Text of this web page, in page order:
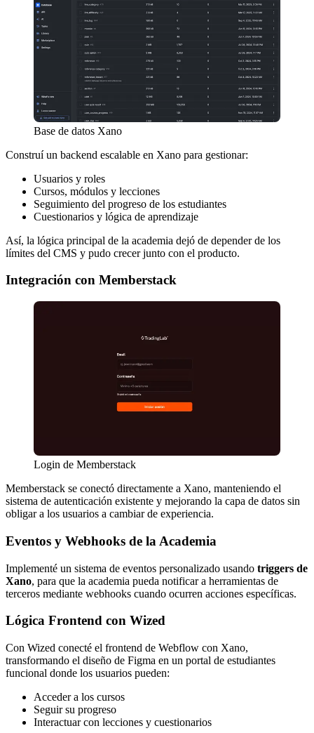
Base de datos Xano
Construí un backend escalable en Xano para gestionar:
Usuarios y roles
Cursos, módulos y lecciones
Seguimiento del progreso de los estudiantes
Cuestionarios y lógica de aprendizaje
Así, la lógica principal de la academia dejó de depender de los
límites del CMS y pudo crecer junto con el producto.
Integración con Memberstack
Login de Memberstack
Memberstack se conectó directamente a Xano, manteniendo el
sistema de autenticación existente y mejorando la capa de datos sin
obligar a los usuarios a cambiar de experiencia.
Eventos y Webhooks de la Academia
Implementé un sistema de eventos personalizado usando triggers de
Xano, para que la academia pueda notificar a herramientas de
terceros mediante webhooks cuando ocurren acciones específicas.
Lógica Frontend con Wized
Con Wized conecté el frontend de Webflow con Xano,
transformando el diseño de Figma en un portal de estudiantes
funcional donde los usuarios pueden:
Acceder a los cursos
Seguir su progreso
Interactuar con lecciones y cuestionarios